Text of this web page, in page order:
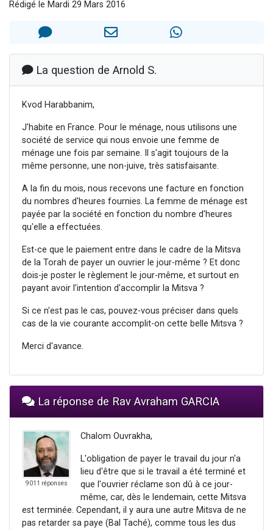
Il reste 49 places pour étudier en groupe sur Zoom
2 nouvelles musiques dans Torah-Box Music
6 personnes viennent de nous rejoindre sur WhatsApp
Rédigé le Mardi 29 Mars 2016
La question de Arnold S.
Kvod Harabbanim,
J'habite en France. Pour le ménage, nous utilisons une
société de service qui nous envoie une femme de
ménage une fois par semaine. Il s'agit toujours de la
même personne, une non-juive, très satisfaisante.
A la fin du mois, nous recevons une facture en fonction
du nombres d'heures fournies. La femme de ménage est
payée par la société en fonction du nombre d'heures
qu'elle a effectuées.
Est-ce que le paiement entre dans le cadre de la Mitsva
de la Torah de payer un ouvrier le jour-même ? Et donc
dois-je poster le règlement le jour-même, et surtout en
payant avoir l'intention d'accomplir la Mitsva ?
Si ce n'est pas le cas, pouvez-vous préciser dans quels
cas de la vie courante accomplit-on cette belle Mitsva ?
Merci d'avance.
La réponse de Rav Avraham GARCIA
9011 réponses
Chalom Ouvrakha,
L'obligation de payer le travail du jour n'a
lieu d'être que si le travail a été terminé et
que l'ouvrier réclame son dû à ce jour-
même, car, dès le lendemain, cette Mitsva
est terminée. Cependant, il y aura une autre Mitsva de ne
pas retarder sa paye (Bal Taché), comme tous les dus